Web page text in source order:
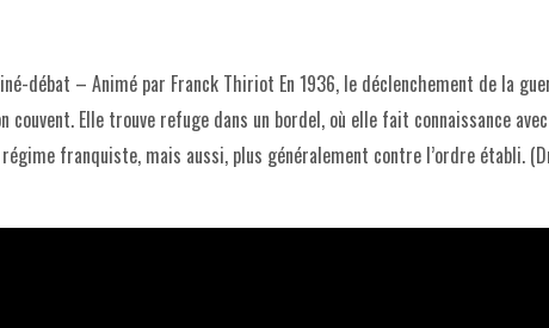
débat – Animé par Franck Thiriot En 1936, le déclenchement de la
couvent. Elle trouve refuge dans un bordel, où elle fait connaissance
franquiste, mais aussi, plus généralement contre l’ordre établi.